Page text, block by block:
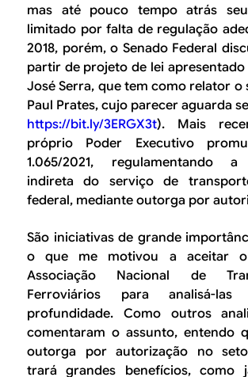
mas até pouco tempo atrás
limitado por falta de regulação
2018, porém, o Senado Federal
partir de projeto de lei
José Serra, que tem como relator o
Paul Prates, cujo parecer aguarda
https://bit.ly/3ERGX3t). Mais
próprio Poder Executivo
1.065/2021, regulamentando a
indireta do serviço de
federal, mediante outorga por
São iniciativas de grande
o que me motivou a aceitar
Associação Nacional de
Ferroviários para analisá-
profundidade. Como outros
comentaram o assunto, entendo
outorga por autorização no
trará grandes benefícios, como